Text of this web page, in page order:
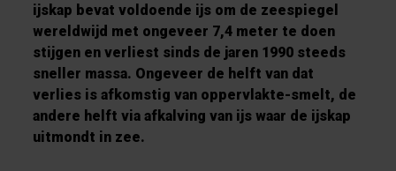
ijskap bevat voldoende ijs om de zeespiegel
wereldwijd met ongeveer 7,4 meter te doen
stijgen en verliest sinds de jaren 1990 steeds
sneller massa. Ongeveer de helft van dat
verlies is afkomstig van oppervlakte-smelt, de
andere helft via afkalving van ijs waar de ijskap
uitmondt in zee.